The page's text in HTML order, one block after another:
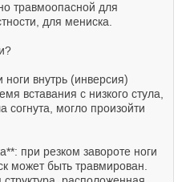
травмоопасной для
для мениска.
внутрь (инверсия)
вставания с низкого стула,
согнута, могло произойти
при резком завороте ноги
может быть травмирован.